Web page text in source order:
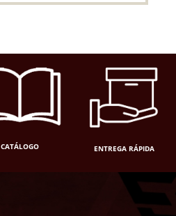
CATÁLOGO ENTREGA RÁPIDA